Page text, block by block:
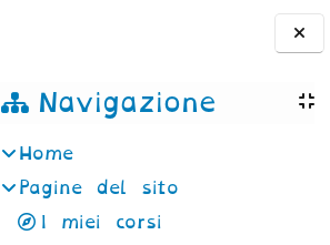
Blocchi
Navigazione
Home
Pagine del sito
I miei corsi